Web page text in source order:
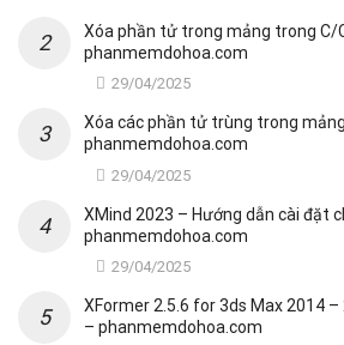
Xóa phần tử trong mảng trong C/
phanmemdohoa.com
29/04/2025
Xóa các phần tử trùng trong
phanmemdohoa.com
29/04/2025
XMind 2023 – Hướng dẫn cài đặt
phanmemdohoa.com
29/04/2025
XFormer 2.5.6 for 3ds Max 2014
– phanmemdohoa.com